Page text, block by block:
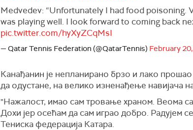
Medvedev: “Unfortunately I had food poisoning.
was playing well. I look forward to coming back
pic.twitter.com/hyXyZCqMsI
— Qatar Tennis Federation (@QatarTennis) February
Канађанин је непланирано брзо и лако
да одустане, на велико изненађење навијача
"Нажалост, имао сам тровање храном. Веома
Дохи јер осећам да сам играо добро. Радујем
Тениска федерација Катара.